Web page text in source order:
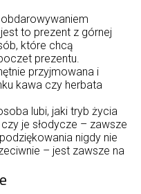
to prezent z górnej
które chcą
prezentu.
przyjmowana i
kawa czy herbata
lubi, jaki tryb życia
je słodycze – zawsze
nigdy nie
– jest zawsze na